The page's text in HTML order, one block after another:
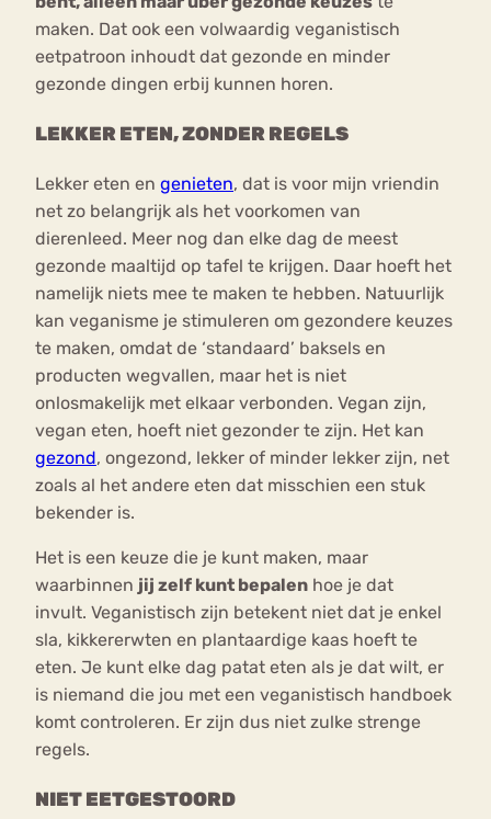
maken. Dat ook een volwaardig veganistisch
eetpatroon inhoudt dat gezonde en minder
gezonde dingen erbij kunnen horen.
LEKKER ETEN, ZONDER REGELS
Lekker eten en genieten, dat is voor mijn vriendin
net zo belangrijk als het voorkomen van
dierenleed. Meer nog dan elke dag de meest
gezonde maaltijd op tafel te krijgen. Daar hoeft het
namelijk niets mee te maken te hebben. Natuurlijk
kan veganisme je stimuleren om gezondere keuzes
te maken, omdat de ‘standaard’ baksels en
producten wegvallen, maar het is niet
onlosmakelijk met elkaar verbonden. Vegan zijn,
vegan eten, hoeft niet gezonder te zijn. Het kan
gezond, ongezond, lekker of minder lekker zijn, net
zoals al het andere eten dat misschien een stuk
bekender is.
Het is een keuze die je kunt maken, maar
waarbinnen jij zelf kunt bepalen hoe je dat
invult. Veganistisch zijn betekent niet dat je enkel
sla, kikkererwten en plantaardige kaas hoeft te
eten. Je kunt elke dag patat eten als je dat wilt, er
is niemand die jou met een veganistisch handboek
komt controleren. Er zijn dus niet zulke strenge
regels.
NIET EETGESTOORD